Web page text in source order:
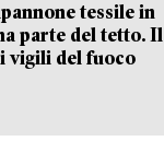
tessile in
parte del tetto. Il
vigili del fuoco